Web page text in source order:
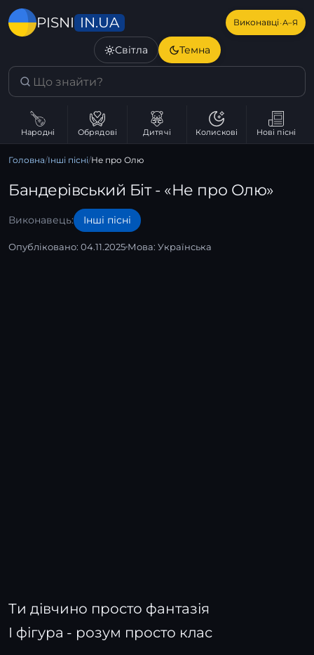
PISNI IN.UA Виконавці·А–Я
Світла Темна
Народні Обрядові Дитячі Колискові Нові пісні
Головна/Інші пісні/Не про Олю
Бандерівський Біт - «Не про Олю»
Виконавець: Інші пісні
Опубліковано: 04.11.2025 Мова: Українська
Ти дівчино просто фантазія
І фігура - розум просто клас